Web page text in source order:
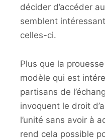
décider d’accéder
semblent
celles-ci.
Plus que la
modèle qui est
partisans de
invoquent le droit
l’unité sans avoir à
rend cela possible